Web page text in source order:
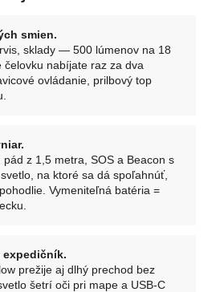
smien.
sklady — 500 lúmenov na 18
čelovku nabíjate raz za dva
ovládanie, prilbový top
pád z 1,5 metra, SOS a Beacon s
na ktoré sa dá spoľahnúť,
Vymeniteľná batéria =
expedičník.
prežije aj dlhý prechod bez
šetrí oči pri mape a USB-C